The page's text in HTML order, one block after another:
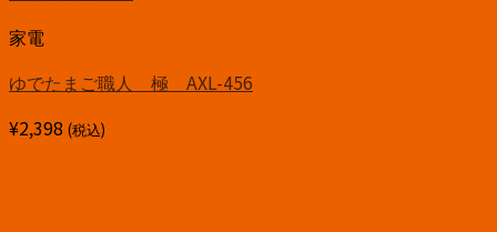
家電
ゆでたまご職人 極 AXL-456
¥2,398 (税込)